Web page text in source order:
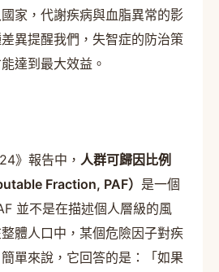
家，代謝疾病與血脂異常的影
異提醒我們，失智症的防治策
達到最大效益。
》報告中， 人群可歸因比例
Fraction, PAF） 是一個
並不是在描述個人層級的風
體人口中，某個危險因子對疾
單來說，它回答的是：「如果